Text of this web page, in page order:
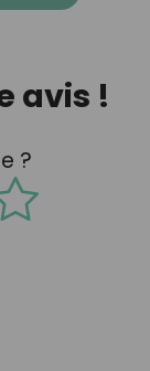
avis !
?